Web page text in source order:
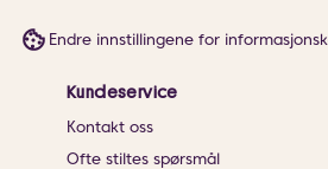
Endre innstillingene for
Kundeservice
Kontakt oss
Ofte stiltes spørsmål